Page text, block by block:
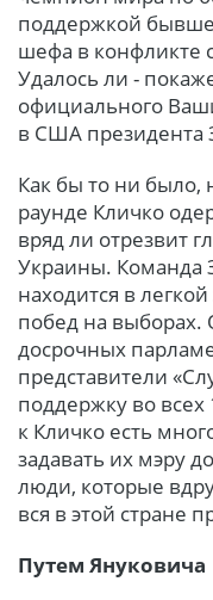
поддержкой
шефа в конфликте
Удалось ли -
официального
в США президента
Как бы то ни было,
раунде Кличко
вряд ли отрезвит
Украины. Команда
находится в
побед на выборах.
досрочных
представители
поддержку во
к Кличко есть
задавать их мэру
люди, которые
вся в этой стране
Путем Януковича